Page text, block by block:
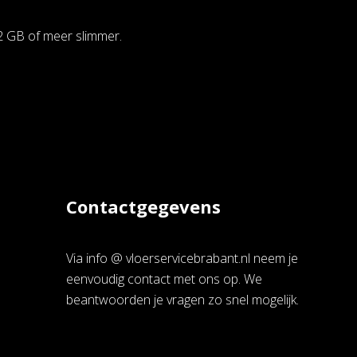
GB of meer slimmer.
Contactgegevens
Via info @ vloerservicebrabant.nl neem je
eenvoudig contact met ons op. We
beantwoorden je vragen zo snel mogelijk.